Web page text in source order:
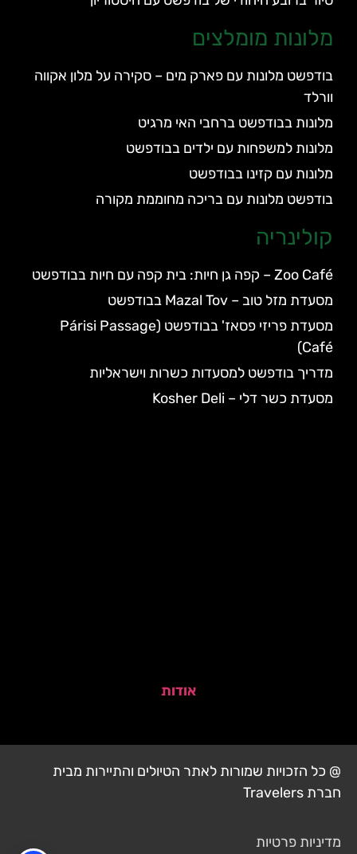
מלונות מומלצים
בודפשט מלונות עם פארק מים – סקירה על מלון אקווה
וורלד
מלונות בבודפשט ברחבי האי מרגיט
מלונות למשפחות עם ילדים בבודפשט
מלונות עם קזינו בבודפשט
בודפשט מלונות עם בריכה מחוממת מקורה
קולינריה
Zoo Café – קפה גן חיות: בית קפה עם חיות בבודפשט
מסעדת מזל טוב – Mazal Tov בבודפשט
מסעדת פריזי פסאז' בבודפשט (Párisi Passage
Café)
מדריך בודפשט למסעדות כשרות וישראליות
מסעדת כשר דלי – Kosher Deli
אודות
@ כל הזכויות שמורות לאתר הטיולים והתיירות מבית
חברת Travelers
מדיניות פרטיות